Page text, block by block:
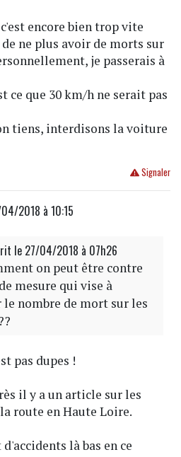
encore bien trop vite
ne plus avoir de morts sur
je passerais à
ce que 30 km/h ne serait pas
tiens, interdisons la voiture
Signaler
2018 à 10:15
le 27/04/2018 à 07h26
on peut être contre
mesure qui vise à
nombre de mort sur les
pas dupes !
il y a un article sur les
route en Haute Loire.
là bas en ce